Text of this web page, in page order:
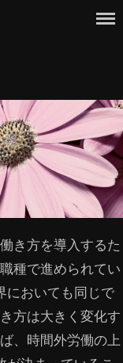
き方を導入するた
種で進められてい
においても同じで
方は大きく変化す
、時間外労働の上